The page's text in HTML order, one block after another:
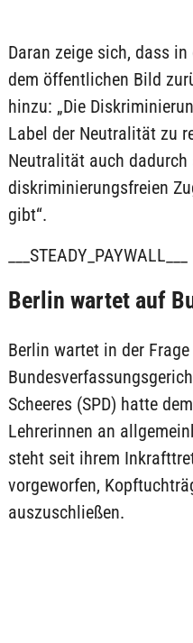
Daran zeige sich, dass
dem öffentlichen Bild
hinzu: „Die
Label der Neutralität zu
Neutralität auch
diskriminierungsfreien
gibt“.
___STEADY_PAYWALL___
Berlin wartet auf
Berlin wartet in der
Scheeres (SPD) hatte
Lehrerinnen an
steht seit ihrem
vorgeworfen,
auszuschließen.